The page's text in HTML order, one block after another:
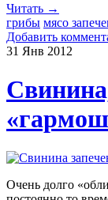
Читать →
грибы мясо
Добавить
31 Янв 2012
Очень долго